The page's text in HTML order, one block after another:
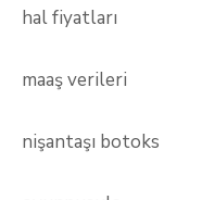
hal fiyatları
maaş verileri
nişantaşı botoks